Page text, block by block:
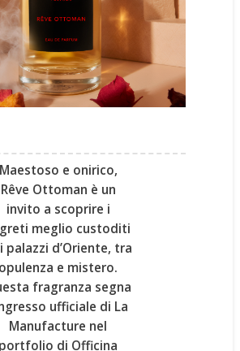
Maestoso e onirico,
Rêve Ottoman è un
invito a scoprire i
meglio custoditi
palazzi d’Oriente, tra
opulenza e mistero.
fragranza segna
ufficiale di La
Manufacture nel
portfolio di Officina